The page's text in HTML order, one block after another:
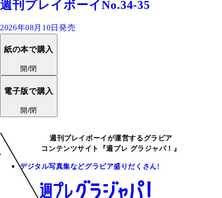
週刊プレイボーイNo.34-35
2026年08月10日発売
紙の本で購入
開/閉
電子版で購入
開/閉
週刊プレイボーイが運営するグラビア
コンテンツサイト『週プレ グラジャパ！』
デジタル写真集などグラビア盛りだくさん!